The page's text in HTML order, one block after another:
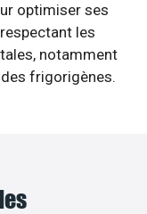
optimiser ses
les
notamment
frigorigènes.